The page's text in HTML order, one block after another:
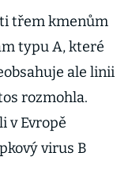
třem kmenům
typu A, které
ale linii
rozmohla.
v Evropě
virus B